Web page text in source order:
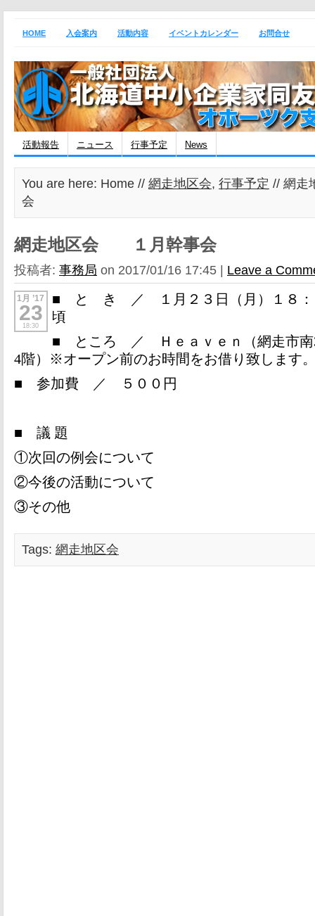
HOME 入会案内 活動内容 イベントカレンダー お問合せ
活動報告 ニュース 行事予定 News
You are here: Home // 網走地区会, 行事予定 // 網
会
網走地区会 １月幹事会
投稿者: 事務局 on 2017/01/16 17:45 | Leave a
1月 ’17
23
18:30
■ と き ／ １月２３日（月）１８：
頃
■ ところ ／ Ｈｅａｖｅｎ（網走市南
4階）※オープン前のお時間をお借り致します
■ 参加費 ／ ５００円
■ 議 題
①次回の例会について
②今後の活動について
③その他
Tags: 網走地区会